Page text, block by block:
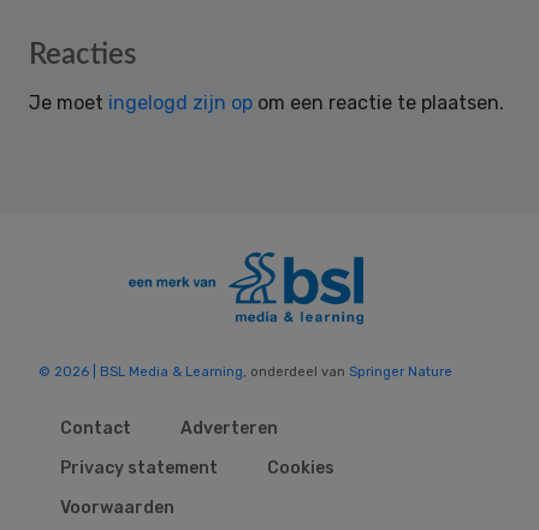
Reader
Reacties
Je moet ingelogd zijn op om een reactie te plaatsen.
© 2026 | BSL Media & Learning, onderdeel van Springer Nature
Contact
Adverteren
Privacy statement
Cookies
Voorwaarden